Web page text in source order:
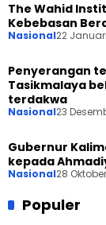
The Wahid
Kebebasan
Nasional22
Penyerangan
Tasikmalaya
terdakwa
Nasional23
Gubernur
kepada
Nasional28
Populer